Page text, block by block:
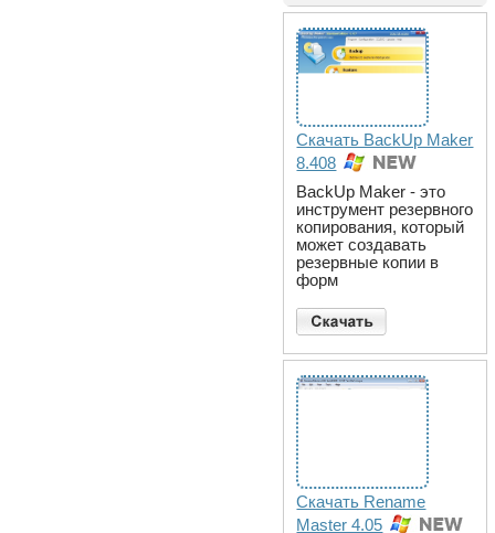
Скачать BackUp Maker
8.408
BackUp Maker - это
инструмент резервного
копирования, который
может создавать
резервные копии в
форм
Скачать Rename
Master 4.05